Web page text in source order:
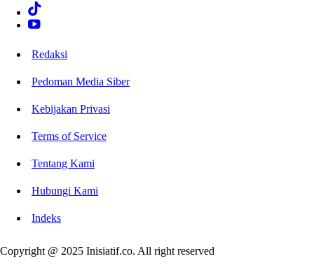
Redaksi
Pedoman Media Siber
Kebijakan Privasi
Terms of Service
Tentang Kami
Hubungi Kami
Indeks
Copyright @ 2025 Inisiatif.co. All right reserved